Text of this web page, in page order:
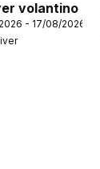
volantino
- 17/08/2026